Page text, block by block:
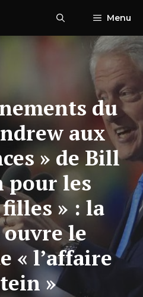
Menu
du
aux
» de Bill
pour les
» : la
le
« l’affaire
»